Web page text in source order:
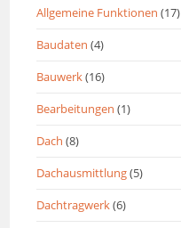
Allgemeine Funktionen (17)
Baudaten (4)
Bauwerk(16)
Bearbeitungen (1)
Dach (8)
Dachausmittlung(5)
Dachtragwerk(6)